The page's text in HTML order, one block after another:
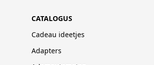
CATALOGUS
Cadeau ideetjes
Adapters